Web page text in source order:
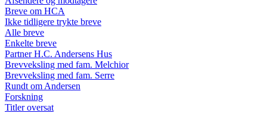
Breve om HCA
Ikke tidligere trykte breve
Alle breve
Enkelte breve
Partner H.C. Andersens Hus
Brevveksling med fam. Melchior
Brevveksling med fam. Serre
Rundt om Andersen
Forskning
Titler oversat